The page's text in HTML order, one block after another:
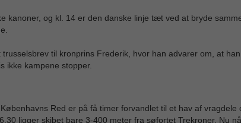
kanoner, og kl. 14 er den danske linje tæt ved at bryde
til kronprins Frederik, hvor han advarer om, at
ikke kampene stopper.
Red er på få timer forvandlet til et hav af vragdele
ligger skibet bare 3-400 meter fra søfortet Trekroner. Nu